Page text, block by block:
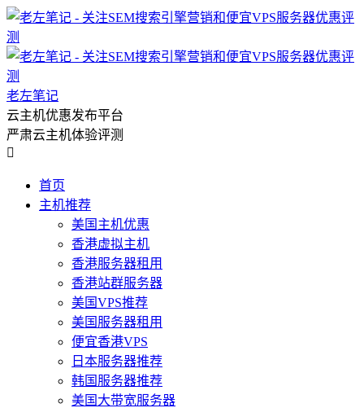
老左笔记
云主机优惠发布平台
严肃云主机体验评测

首页
主机推荐
美国主机优惠
香港虚拟主机
香港服务器租用
香港站群服务器
美国VPS推荐
美国服务器租用
便宜香港VPS
日本服务器推荐
韩国服务器推荐
美国大带宽服务器